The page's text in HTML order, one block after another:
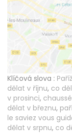
Klíčová slova :
dělat v říjnu, co
v prosinci,
dělat v březnu,
le saviez vous
dělat v srpnu, co